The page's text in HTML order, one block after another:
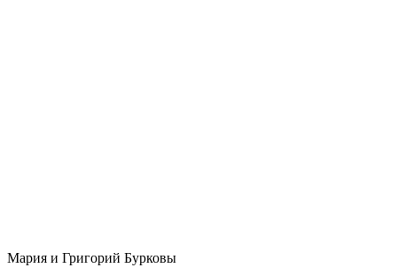
Мария и Григорий Бурковы